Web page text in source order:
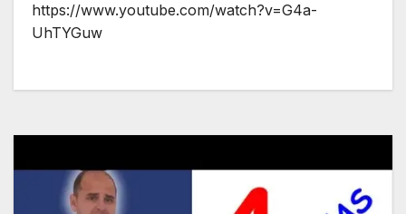
https://www.youtube.com/watch?v=G4a-
UhTYGuw